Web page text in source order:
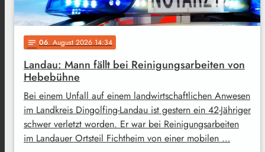
notes 06. August 2026 14:34
Landau: Mann fällt bei Reinigungsarbeiten von
Hebebühne
Bei einem Unfall auf einem landwirtschaftlichen Anwesen
im Landkreis Dingolfing-Landau ist gestern ein 42-Jähriger
schwer verletzt worden. Er war bei Reinigungsarbeiten
im Landauer Ortsteil Fichtheim von einer mobilen …